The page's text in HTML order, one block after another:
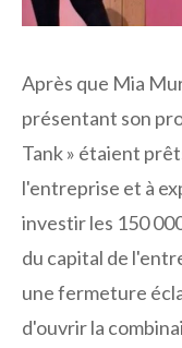
Après que Mia
présentant son
Tank » étaient
l'entreprise et à
investir les 150
du capital de
une fermeture
d'ouvrir la